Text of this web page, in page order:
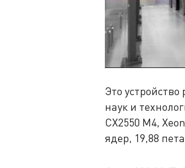
Это
наук и
CX2550 M4,
ядер, 19,88